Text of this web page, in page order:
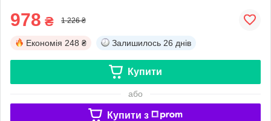
978 ₴ 1 226 ₴
Економія 248 ₴ Залишилось 26 днів
Купити
або
Купити з